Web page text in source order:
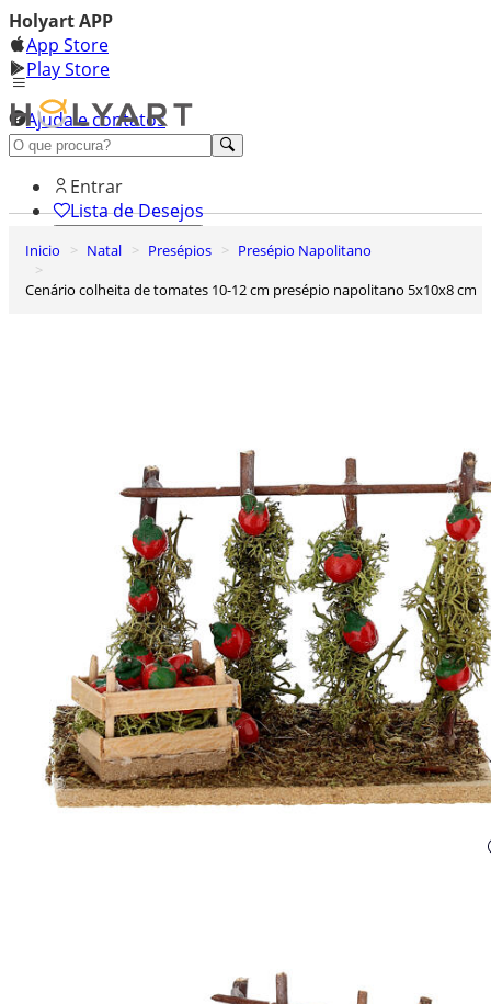
Holyart APP
App Store
Play Store
Ajuda e contatos
Conheça premium
Entrar
Lista de Desejos
Inicio Natal Presépios
Presépio Napolitano
Cenário colheita de tomates 10-12 cm presépio napolitano 5x10x8 cm